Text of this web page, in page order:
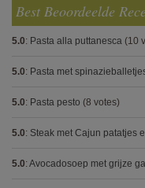
Best Beoordeelde
5.0: Pasta alla puttanesca (10
5.0: Pasta met
5.0: Pasta pesto (8 votes)
5.0: Steak met Cajun patatjes
5.0: Avocadosoep met grijze